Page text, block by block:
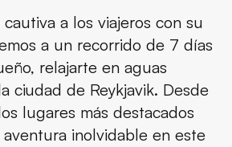
a los viajeros con su
a un recorrido de 7 días
relajarte en aguas
ciudad de Reykjavik. Desde
lugares más destacados
inolvidable en este